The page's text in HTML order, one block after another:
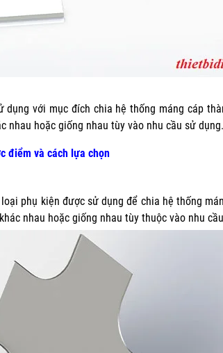
với mục đích chia hệ thống máng cáp
nhau hoặc giống nhau tùy vào nhu cầu sử dụng.
điểm và cách lựa chọn
phụ kiện được sử dụng để chia hệ thống
nhau hoặc giống nhau tùy thuộc vào nhu